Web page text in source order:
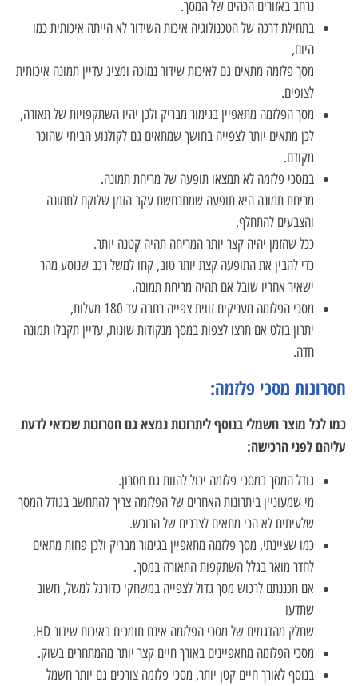
נרחב באזורים הכהים של המסך.
בתחילת דרכה של הטכנולוגיה איכות השידור לא הייתה איכותית כמו
היום,
מסך פלזמה מתאים גם לאיכות שידור נמוכה ומציג עדיין תמונה איכותית
לצופים.
מסך הפלזמה מתאפיין בגימור מבריק ולכן יהיו השתקפויות של תאורה,
לכן מתאים יותר לצפייה בחושך שמתאים גם לקולנוע הביתי שהוכר
מקודם.
במסכי פלזמה לא תמצאו תופעה של מריחת תמונה.
מריחת תמונה היא תופעה שמתרחשת עקב הזמן שלוקח לתמונה
והצבעים להתחלף,
ככל שהזמן יהיה קצר יותר המריחה תהיה קטנה יותר.
כדי להבין את התופעה קצת יותר טוב, קחו למשל רכב שנוסע מהר
ישאיר אחריו שובל אם תהיה מריחת תמונה.
מסכי הפלזמה מעניקים זווית צפייה רחבה עד 180 מעלות,
יתרון בולט אם תרצו לצפות במסך מנקודות שונות, עדיין תקבלו תמונה
חדה.
חסרונות מסכי פלזמה:
כמו לכל מוצר חשמלי בנוסף ליתרונות נמצא גם חסרונות שכדאי לדעת
עליהם לפני הרכישה:
גודל המסך במסכי פלזמה יכול להוות גם חסרון.
מי שמעוניין ביתרונות האחרים של הפלזמה צריך להתחשב בגודל המסך
שלעיתים לא הכי מתאים לצרכים של הרוכש.
כמו שציינתי, מסך פלזמה מתאפיין בגימור מבריק ולכן פחות מתאים
לחדר מואר בגלל השתקפות התאורה במסך.
אם תכננתם לרכוש מסך גדול לצפייה במשחקי כדורגל למשל, חשוב
שתדעו
שחלק מהדגמים של מסכי הפלזמה אינם תומכים באיכות שידור HD.
מסכי הפלזמה מתאפיינים באורך חיים קצר יותר מהמתחרים בשוק.
בנוסף לאורך חיים קטן יותר, מסכי פלזמה צורכים גם יותר חשמל